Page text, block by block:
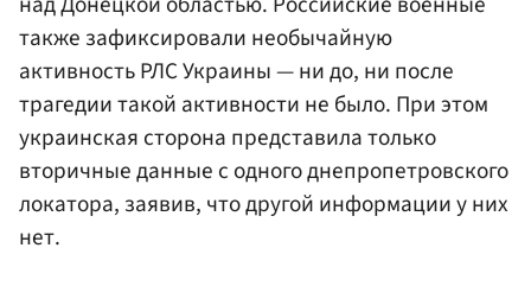
также зафиксировали необычайную
активность РЛС Украины — ни до, ни после
трагедии такой активности не было. При этом
украинская сторона представила только
вторичные данные с одного днепропетровского
локатора, заявив, что другой информации у них
нет.